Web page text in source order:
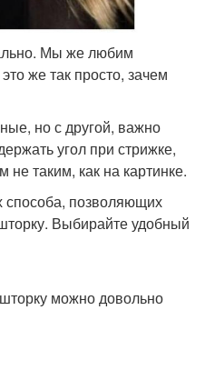
Мы же любим
же так просто, зачем
но с другой, важно
угол при стрижке,
не таким, как на картинке.
позволяющих
Выбирайте удобный
можно довольно